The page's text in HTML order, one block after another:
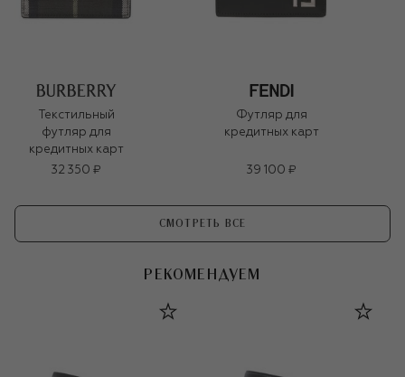
Текстильный
футляр для
кредитных карт
32 350 ₽
Футляр для
кредитных карт
39 100 ₽
СМОТРЕТЬ ВСЕ
РЕКОМЕНДУЕМ